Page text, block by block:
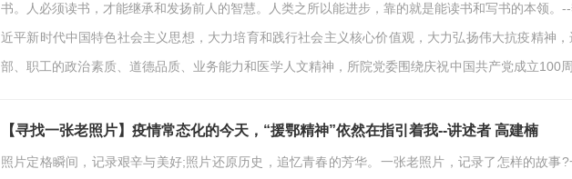
书。人必须读书，才能继承和发扬前人的智慧。人类之所以能进步，靠的就是能读书和写书的本领。
近平新时代中国特色社会主义思想，大力培育和践行社会主义核心价值观，大力弘扬伟大抗疫精神
部、职工的政治素质、道德品质、业务能力和医学人文精神，所院党委围绕庆祝中国共产党成立100周
精神、不忘医者初心”的第七届“点亮美丽人生…
【寻找一张老照片】疫情常态化的今天，“援鄂精神”依然在指引着我--讲述者 高建楠
照片定格瞬间，记录艰辛与美好;照片还原历史，追忆青春的芳华。一张老照片，记录了怎样的故事